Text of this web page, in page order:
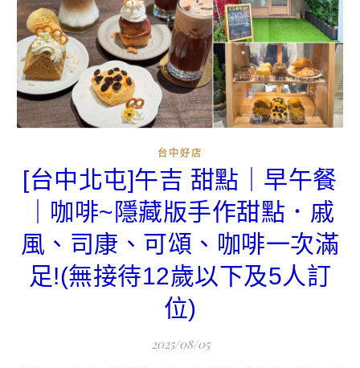
台中好店
[台中北屯]午吉 甜點｜早午餐
｜咖啡~隱藏版手作甜點．戚
風、司康、可頌、咖啡一次滿
足!(無接待12歲以下及5人訂
位)
2025/08/05